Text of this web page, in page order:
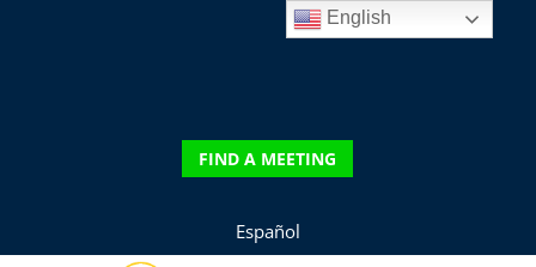
FIND A MEETING
Español
English